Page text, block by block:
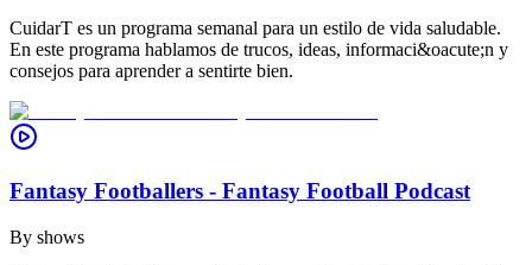
CuidarT es un programa semanal para un estilo de vida saludable.
En este programa hablamos de trucos, ideas, informaci&oacute;n y
consejos para aprender a sentirte bien.
Fantasy Footballers - Fantasy Football Podcast
By shows